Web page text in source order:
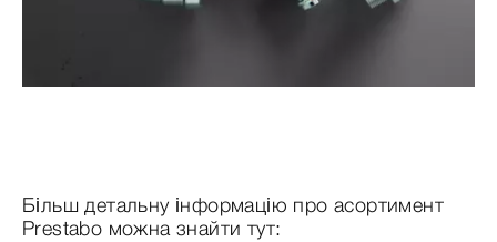
Більш детальну інформацію про асортимент
Prestabo можна знайти тут: